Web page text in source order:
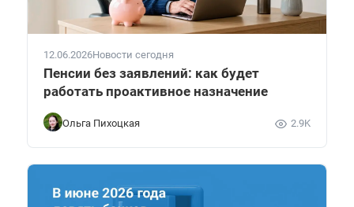
12.06.2026Новости сегодня
Пенсии без заявлений: как будет
работать проактивное назначение
Ольга Пихоцкая 2.9K